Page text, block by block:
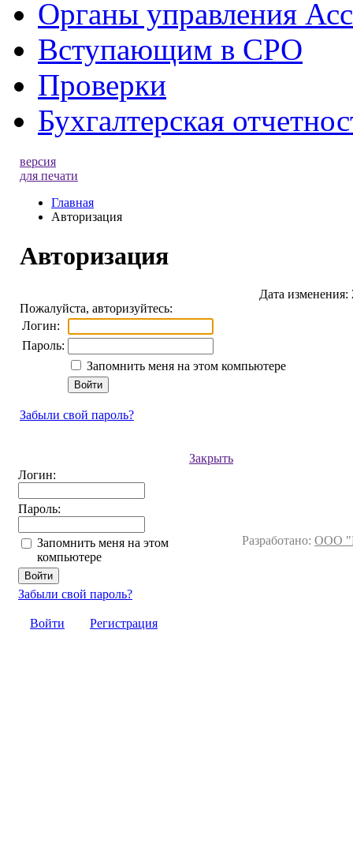
Органы управления
Вступающим в СРО
Проверки
Бухгалтерская
версия
для печати
Главная
Авторизация
Авторизация
Дата изменения:
Пожалуйста, авторизуйтесь:
Логин:
Пароль:
Запомнить меня на этом компьютере
Забыли свой пароль?
Закрыть
Логин:
Пароль:
Запомнить меня на этом
компьютере
Забыли свой пароль?
Войти Регистрация
Разработано: ООО